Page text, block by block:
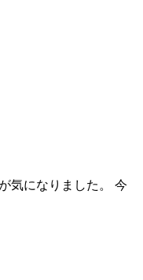
気になりました。 今